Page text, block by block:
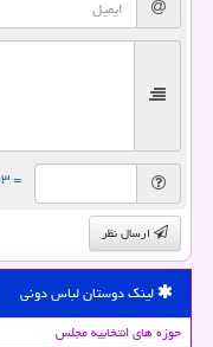
= ۳ بعلاوه ۳
ارسال نظر
لینک دوستان لباس دونی
حوزه های انتخابیه مجلس